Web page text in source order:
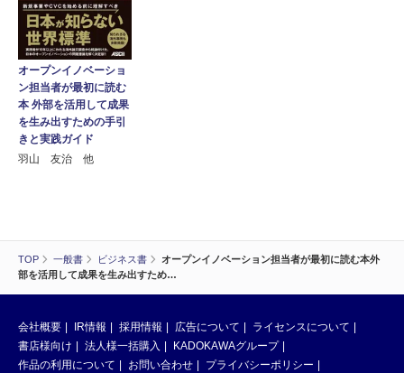
TOP 一般書 ビジネス書
オープンイノベーション担当者が最初に読む本外
部を活用して成果を生み出すため…
オープンイノベーショ
ン担当者が最初に読む
本 外部を活用して成果
を生み出すための手引
きと実践ガイド
羽山 友治 他
会社概要 IR情報 採用情報 広告について
ライセンスについて
書店様向け
法人様一括購入
KADOKAWAグループ
作品の利用について
お問い合わせ プライバシーポリシー